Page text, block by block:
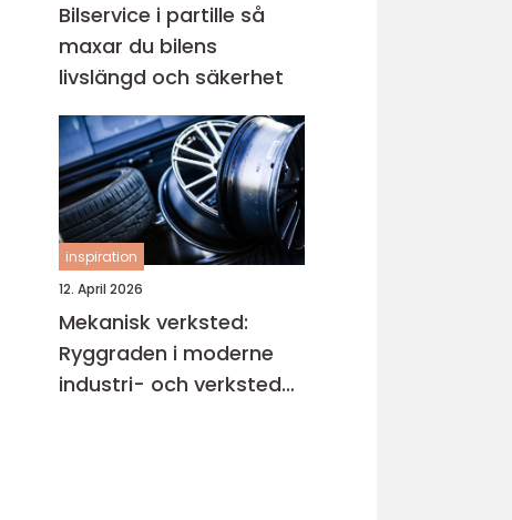
Bilservice i partille så
maxar du bilens
livslängd och säkerhet
inspiration
12. April 2026
Mekanisk verksted:
Ryggraden i moderne
industri- och verksted-